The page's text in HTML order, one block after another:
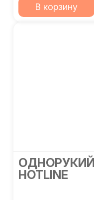
В корзину
HOTLINE